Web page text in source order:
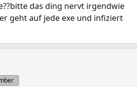
das ding nervt irgendwie
geht auf jede exe und infiziert